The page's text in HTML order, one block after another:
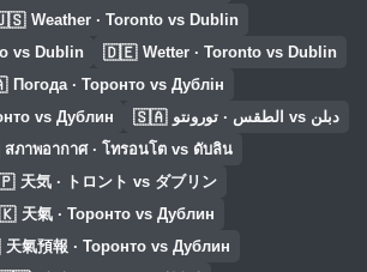
Weather · Toronto vs Dublin
vs Dublin 🇩🇪 Wetter · Toronto vs Dublin
Погода · Торонто vs Дублін
vs Дублин 🇸🇦 الطقس · تورونتو vs دبلن
สภาพอากาศ · โทรอนโต vs ดับลิน
天気 · トロント vs ダブリン
天氣 · Торонто vs Дублин
天氣預報 · Торонто vs Дублин